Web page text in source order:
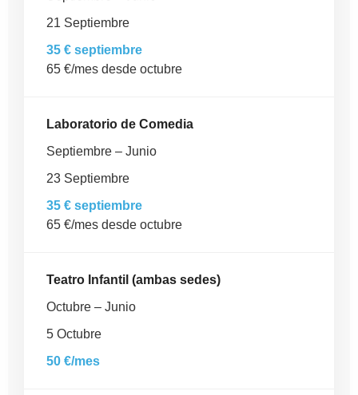
21 Septiembre
35 € septiembre
65 €/mes desde octubre
Laboratorio de Comedia
Septiembre – Junio
23 Septiembre
35 € septiembre
65 €/mes desde octubre
Teatro Infantil (ambas sedes)
Octubre – Junio
5 Octubre
50 €/mes